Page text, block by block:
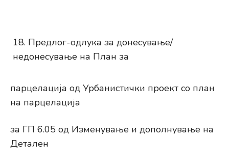
Предлог-одлука за донесување/
недонесување на План за
парцелација од Урбанистички проект со план
на парцелација
за ГП 6.05 од Изменување и дополнување на
Детален